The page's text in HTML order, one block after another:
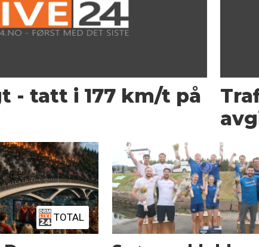
- tatt i 177 km/t på
TOTAL